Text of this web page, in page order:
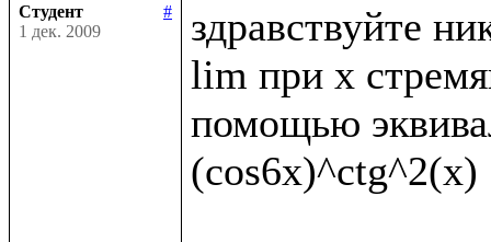
Студент
#
1 дек. 2009
здравствуйте
lim при x
помощью
(cos6x)^ctg^2(x)